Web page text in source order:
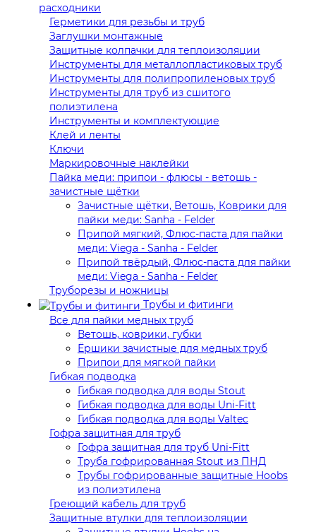
расходники
Герметики для резьбы и труб
Заглушки монтажные
Защитные колпачки для теплоизоляции
Инструменты для металлопластиковых труб
Инструменты для полипропиленовых труб
Инструменты для труб из сшитого
полиэтилена
Инструменты и комплектующие
Клей и ленты
Ключи
Маркировочные наклейки
Пайка меди: припои - флюсы - ветошь -
зачистные щётки
Зачистные щётки, Ветошь, Коврики для
пайки меди: Sanha - Felder
Припой мягкий, Флюс-паста для пайки
меди: Viega - Sanha - Felder
Припой твёрдый, Флюс-паста для пайки
меди: Viega - Sanha - Felder
Труборезы и ножницы
Трубы и фитинги
Все для пайки медных труб
Ветошь, коврики, губки
Ёршики зачистные для медных труб
Припои для мягкой пайки
Гибкая подводка
Гибкая подводка для воды Stout
Гибкая подводка для воды Uni-Fitt
Гибкая подводка для воды Valtec
Гофра защитная для труб
Гофра защитная для труб Uni-Fitt
Труба гофрированная Stout из ПНД
Трубы гофрированные защитные Hoobs
из полиэтилена
Греющий кабель для труб
Защитные втулки для теплоизоляции